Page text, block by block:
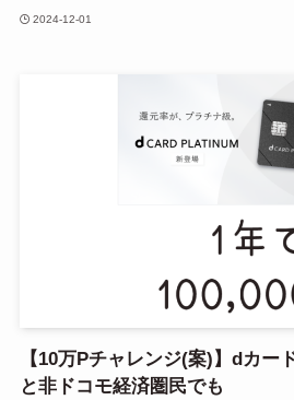
2024-12-01
【10万Pチャレンジ(案)】dカー
と非ドコモ経済圏民でも